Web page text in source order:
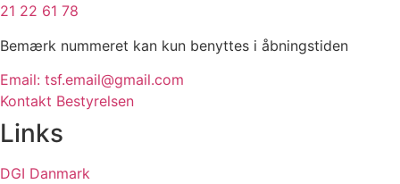
21 22 61 78
Bemærk nummeret kan kun benyttes i åbningstiden
Email: tsf.email@gmail.com
Kontakt Bestyrelsen
Links
DGI Danmark